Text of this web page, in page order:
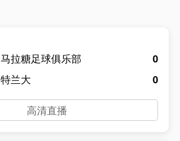
马拉糖足球俱乐部
特兰大
0
0
高清直播